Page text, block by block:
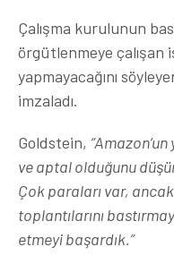
Çalışma kurulunun
örgütlenmeye çalışan
yapmayacağını
imzaladı.
Goldstein,
ve aptal olduğunu
Çok paraları var,
toplantılarını
etmeyi başardık.”